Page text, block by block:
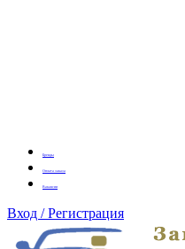
Бренды
Оплата заказа
Вакансии
Вход / Регистрация